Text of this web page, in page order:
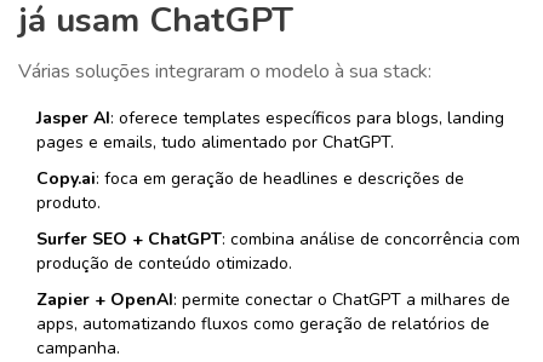
já usam ChatGPT
Várias soluções integraram o modelo à sua stack:
Jasper AI: oferece templates específicos para blogs, landing
pages e emails, tudo alimentado por ChatGPT.
Copy.ai: foca em geração de headlines e descrições de
produto.
Surfer SEO + ChatGPT: combina análise de concorrência com
produção de conteúdo otimizado.
Zapier + OpenAI: permite conectar o ChatGPT a milhares de
apps, automatizando fluxos como geração de relatórios de
campanha.